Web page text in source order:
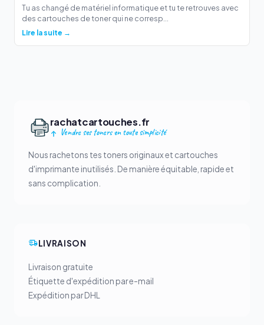
Tu as changé de matériel informatique et tu te retrouves avec
des cartouches de toner qui ne corresp...
Lire la suite →
rachatcartouches.fr
Vendre ses toners en toute simplicité
Nous rachetons tes toners originaux et cartouches
d'imprimante inutilisés. De manière équitable, rapide et
sans complication.
LIVRAISON
Livraison gratuite
Étiquette d'expédition par e-mail
Expédition par DHL